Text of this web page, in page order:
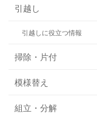
引越し
引越しに役立つ情報
掃除・片付
模様替え
組立・分解